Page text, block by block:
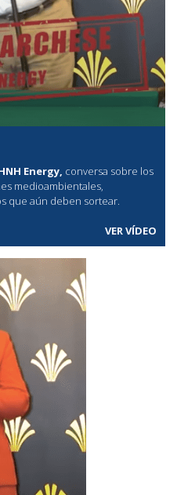
Energy, conversa sobre los
medioambientales,
que aún deben sortear.
VER VÍDEO